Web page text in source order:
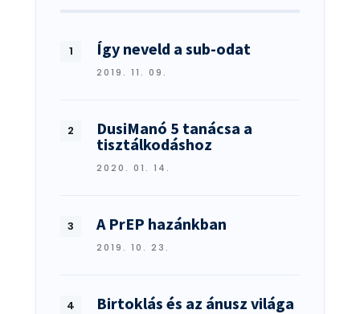
Így neveld a sub-odat
2019. 11. 09.
DusiManó 5 tanácsa a
tisztálkodáshoz
2020. 01. 14.
A PrEP hazánkban
2019. 10. 23.
Birtoklás és az ánusz világa